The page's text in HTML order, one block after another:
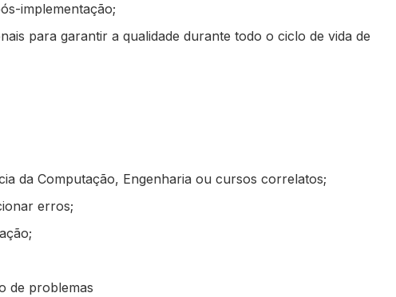
implementação;
para garantir a qualidade durante todo o ciclo de vida de
da Computação, Engenharia ou cursos correlatos;
erros;
de problemas